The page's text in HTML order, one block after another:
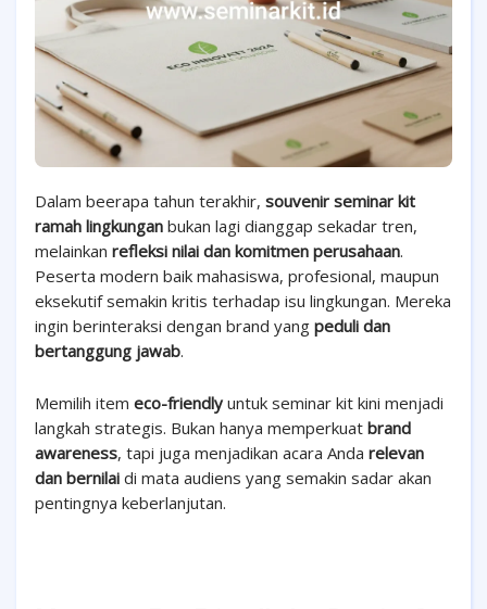
Dalam beerapa tahun terakhir, souvenir seminar kit
ramah lingkungan bukan lagi dianggap sekadar tren,
melainkan refleksi nilai dan komitmen perusahaan.
Peserta modern baik mahasiswa, profesional, maupun
eksekutif semakin kritis terhadap isu lingkungan. Mereka
ingin berinteraksi dengan brand yang peduli dan
bertanggung jawab.
Memilih item eco-friendly untuk seminar kit kini menjadi
langkah strategis. Bukan hanya memperkuat brand
awareness, tapi juga menjadikan acara Anda relevan
dan bernilai di mata audiens yang semakin sadar akan
pentingnya keberlanjutan.